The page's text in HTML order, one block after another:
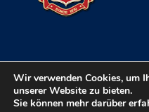
Wir verwenden Cookies, um
unserer Website zu bieten.
Sie können mehr darüber